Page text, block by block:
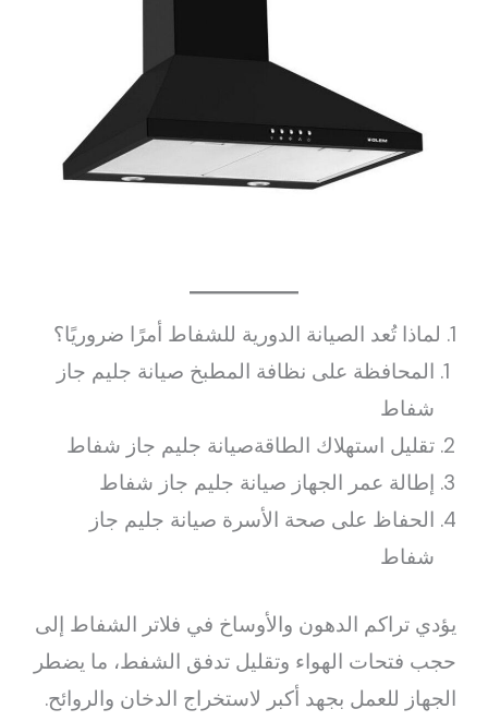
1. لماذا تُعد الصيانة الدورية للشفاط أمرًا ضروريًا؟
المحافظة على نظافة المطبخ صيانة جليم جاز
شفاط
تقليل استهلاك الطاقةصيانة جليم جاز شفاط
إطالة عمر الجهاز صيانة جليم جاز شفاط
الحفاظ على صحة الأسرة صيانة جليم جاز
شفاط
يؤدي تراكم الدهون والأوساخ في فلاتر الشفاط إلى
حجب فتحات الهواء وتقليل تدفق الشفط، ما يضطر
الجهاز للعمل بجهد أكبر لاستخراج الدخان والروائح.